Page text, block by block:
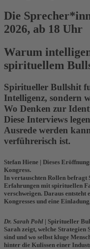
Die
2026, ab 18 Uhr
Warum
spirituellem
Spiritueller Bullshit
Intelligenz, sondern
Wo Denken zur
Diese Interviews
Ausrede werden
verführerisch ist.
Stefan Hiene | Dieses
Kongress.
In vertauschten Rollen befragt
Erfahrungen mit spirituellen
verschweigen. Daraus
Kongresses und eine
Dr. Sarah Pohl | Spiritueller
Sarah zeigt, welche Strategien
sind und wo selbst kluge
hinter die Kulissen einer